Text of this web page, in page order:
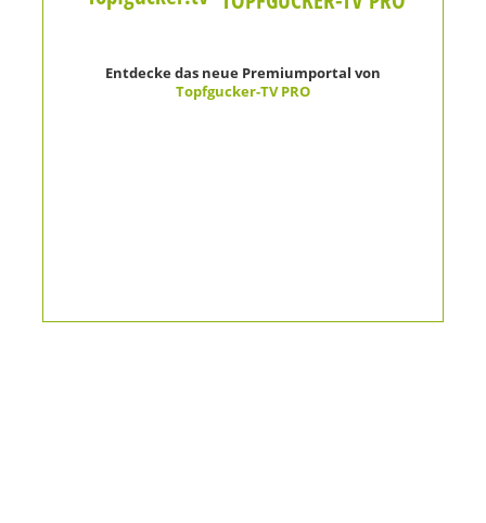
Entdecke das neue Premiumportal von
Topfgucker-TV PRO